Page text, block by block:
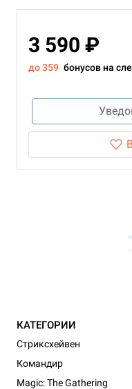
3 590 ₽
до 359 бонусов на
КАТЕГОРИИ
Стриксхейвен
Командир
Magic: The Gathering